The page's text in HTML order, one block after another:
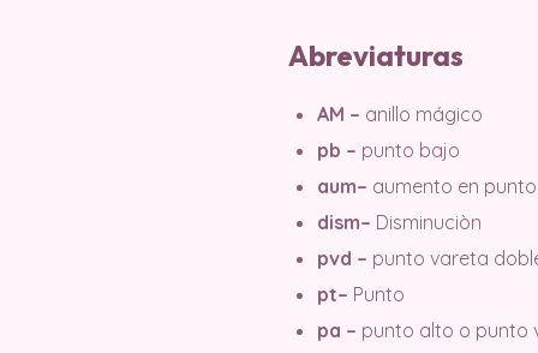
Abreviaturas
AM – anillo mágico
pb – punto bajo
aum– aumento en
dism– Disminuciòn
pvd – punto vareta
pt– Punto
pa – punto alto o punto